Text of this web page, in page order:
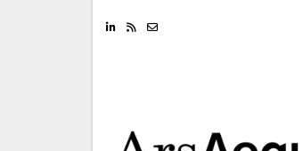
LinkedinRSS feed